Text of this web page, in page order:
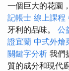
一個巨大的花園
記帳士 線上課程
牙利的品味。 公
證宜蘭 中式外燴
關鍵字分析 我們
質的成分和現代